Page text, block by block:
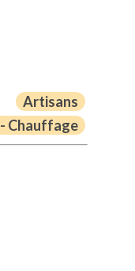
Artisans
Chauffage